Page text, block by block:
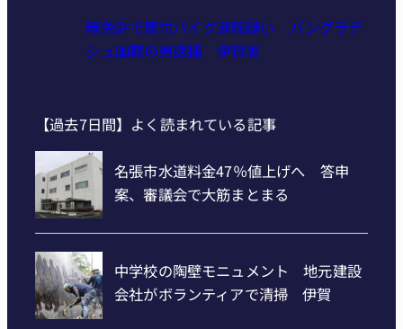
無免許で原付バイク運転疑い バングラデ
シュ国籍の男逮捕 伊賀署
【過去7日間】よく読まれている記事